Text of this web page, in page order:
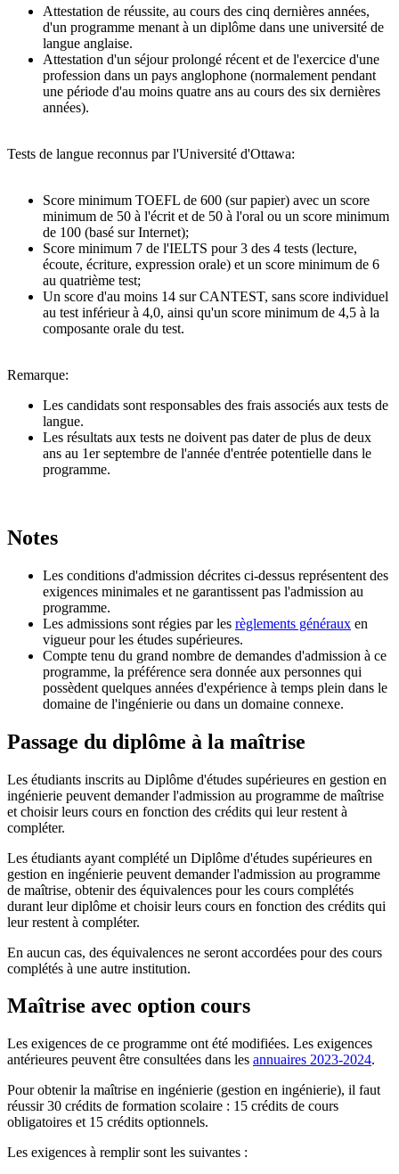
Attestation de réussite, au cours des cinq dernières années,
d'un programme menant à un diplôme dans une université de
langue anglaise.
Attestation d'un séjour prolongé récent et de l'exercice d'une
profession dans un pays anglophone (normalement pendant
une période d'au moins quatre ans au cours des six dernières
années).
Tests de langue reconnus par l'Université d'Ottawa:
Score minimum TOEFL de 600 (sur papier) avec un score
minimum de 50 à l'écrit et de 50 à l'oral ou un score minimum
de 100 (basé sur Internet);
Score minimum 7 de l'IELTS pour 3 des 4 tests (lecture,
écoute, écriture, expression orale) et un score minimum de 6
au quatrième test;
Un score d'au moins 14 sur CANTEST, sans score individuel
au test inférieur à 4,0, ainsi qu'un score minimum de 4,5 à la
composante orale du test.
Remarque:
Les candidats sont responsables des frais associés aux tests de
langue.
Les résultats aux tests ne doivent pas dater de plus de deux
ans au 1er septembre de l'année d'entrée potentielle dans le
programme.
Notes
Les conditions d'admission décrites ci-dessus représentent des
exigences minimales et ne garantissent pas l'admission au
programme.
Les admissions sont régies par les règlements généraux en
vigueur pour les études supérieures.
Compte tenu du grand nombre de demandes d'admission à ce
programme, la préférence sera donnée aux personnes qui
possèdent quelques années d'expérience à temps plein dans le
domaine de l'ingénierie ou dans un domaine connexe.
Passage du diplôme à la maîtrise
Les étudiants inscrits au Diplôme d'études supérieures en gestion en
ingénierie peuvent demander l'admission au programme de maîtrise
et choisir leurs cours en fonction des crédits qui leur restent à
compléter.
Les étudiants ayant complété un Diplôme d'études supérieures en
gestion en ingénierie peuvent demander l'admission au programme
de maîtrise, obtenir des équivalences pour les cours complétés
durant leur diplôme et choisir leurs cours en fonction des crédits qui
leur restent à compléter.
En aucun cas, des équivalences ne seront accordées pour des cours
complétés à une autre institution.
Maîtrise avec option cours
Les exigences de ce programme ont été modifiées. Les exigences
antérieures peuvent être consultées dans les annuaires 2023-2024.
Pour obtenir la maîtrise en ingénierie (gestion en ingénierie), il faut
réussir 30 crédits de formation scolaire : 15 crédits de cours
obligatoires et 15 crédits optionnels.
Les exigences à remplir sont les suivantes :